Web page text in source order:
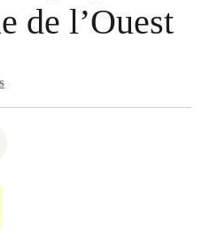
de l’Ouest